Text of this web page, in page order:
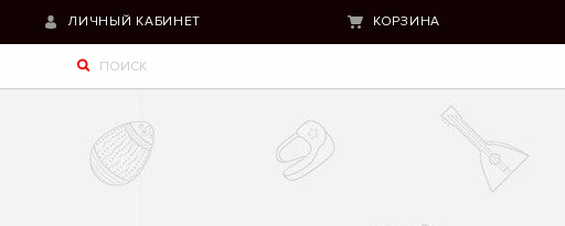
ЛИЧНЫЙ КАБИНЕТ КОРЗИНА